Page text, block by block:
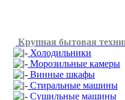
Крупная бытовая
Холодильники
Морозильные камеры
Винные шкафы
Стиральные машины
Сушильные машины